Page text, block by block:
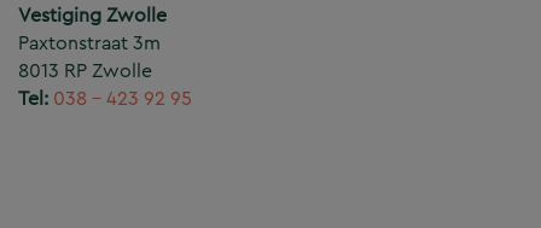
Vestiging Zwolle
Paxtonstraat 3m
8013 RP Zwolle
Tel: 038 – 423 92 95